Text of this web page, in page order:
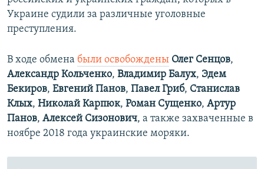
Украине судили за различные уголовные
преступления.
В ходе обмена были освобождены Олег Сенцов,
Александр Кольченко, Владимир Балух, Эдем
Бекиров, Евгений Панов, Павел Гриб, Станислав
Клых, Николай Карпюк, Роман Сущенко, Артур
Панов, Алексей Сизонович, а также захваченные в
ноябре 2018 года украинские моряки.